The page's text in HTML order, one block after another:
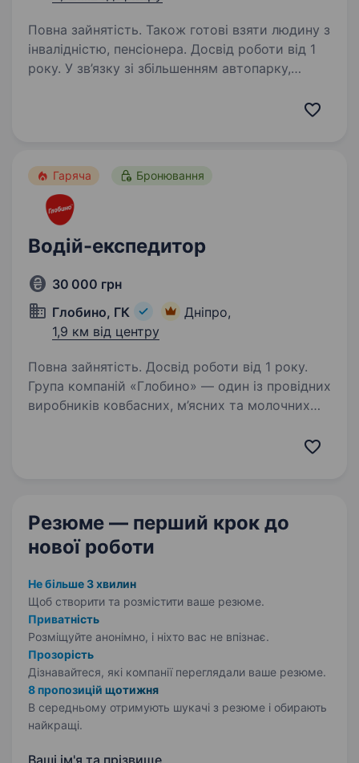
Повна зайнятість. Також готові взяти людину з
інвалідністю, пенсіонера. Досвід роботи від 1
року. У зв’язку зі збільшенням автопарку,
перевезення продуктів…
Гаряча Бронювання
Водій-експедитор
30 000 грн
Глобино, ГК
Дніпро,
1,9 км від центру
Повна зайнятість. Досвід роботи від 1 року.
Група компаній «Глобино» — один із провідних
виробників ковбасних, м’ясних та молочних
споживачів. Ми створюємо якісні ковбасні,
Резюме — перший крок до
нової роботи
Не більше 3 хвилин
Щоб створити та розмістити ваше резюме.
Приватність
Розміщуйте анонімно, і ніхто вас не впізнає.
Прозорість
Дізнавайтеся, які компанії переглядали ваше резюме.
8 пропозицій щотижня
В середньому отримують шукачі з резюме і обирають
найкращі.
Ваші ім'я та прізвище